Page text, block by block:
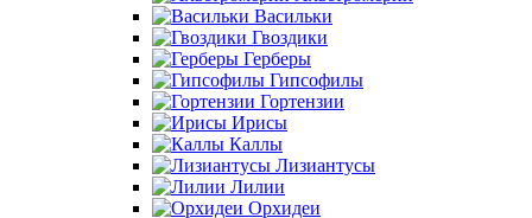
Васильки
Гвоздики
Герберы
Гипсофилы
Гортензии
Ирисы
Каллы
Лизиантусы
Лилии
Орхидеи